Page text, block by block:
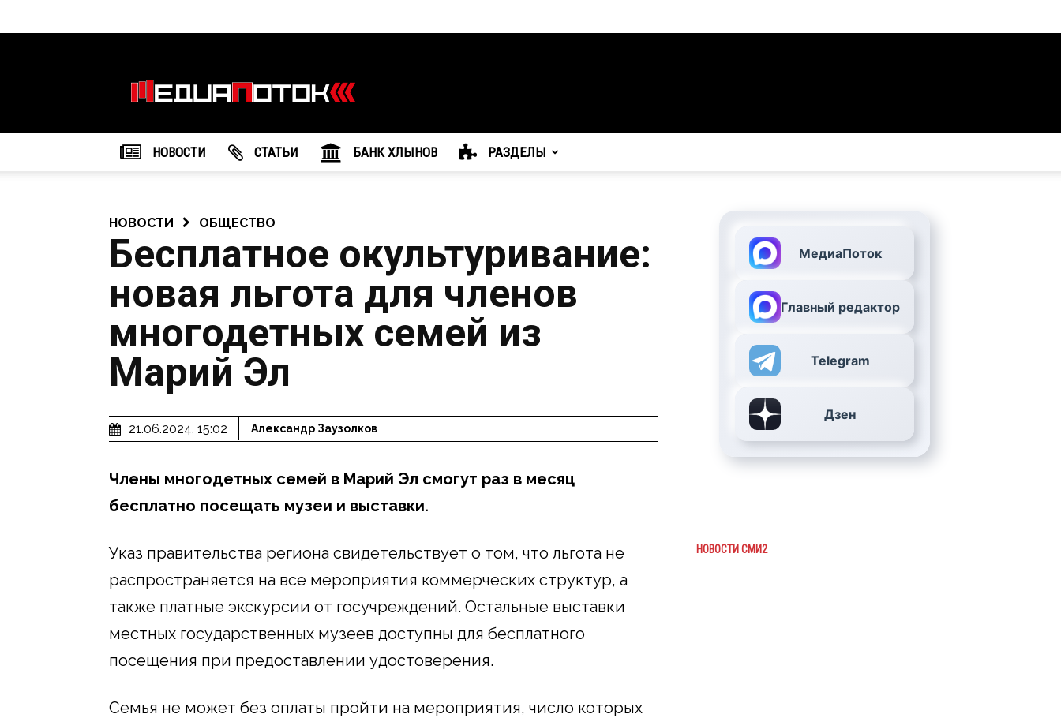
агентство
"МедиаПоток"
НОВОСТИ CТАТЬИ БАНК ХЛЫНОВ РАЗДЕЛЫ
НОВОСТИ ОБЩЕСТВО
Бесплатное окультуривание:
новая льгота для членов
многодетных семей из
Марий Эл
21.06.2024, 15:02 Александр Заузолков
Члены многодетных семей в Марий Эл смогут раз в месяц
бесплатно посещать музеи и выставки.
Указ правительства региона свидетельствует о том, что льгота не
распространяется на все мероприятия коммерческих структур, а
также платные экскурсии от госучреждений. Остальные выставки
местных государственных музеев доступны для бесплатного
посещения при предоставлении удостоверения.
Семья не может без оплаты пройти на мероприятия, число которых
МедиаПоток
Главный редактор
Telegram
Дзен
НОВОСТИ СМИ2